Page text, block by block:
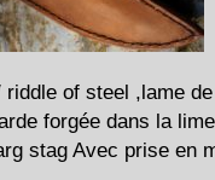
riddle of steel ,lame
forgée dans la
stag Avec prise en